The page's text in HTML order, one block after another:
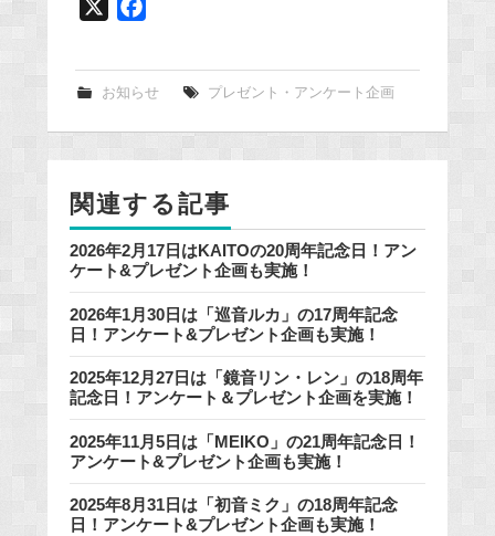
e
k
お知らせ プレゼント・アンケート企画
関連する記事
2026年2月17日はKAITOの20周年記念日！アン
ケート&プレゼント企画も実施！
2026年1月30日は「巡音ルカ」の17周年記念
日！アンケート&プレゼント企画も実施！
2025年12月27日は「鏡音リン・レン」の18周年
記念日！アンケート＆プレゼント企画を実施！
2025年11月5日は「MEIKO」の21周年記念日！
アンケート&プレゼント企画も実施！
2025年8月31日は「初音ミク」の18周年記念
日！アンケート&プレゼント企画も実施！